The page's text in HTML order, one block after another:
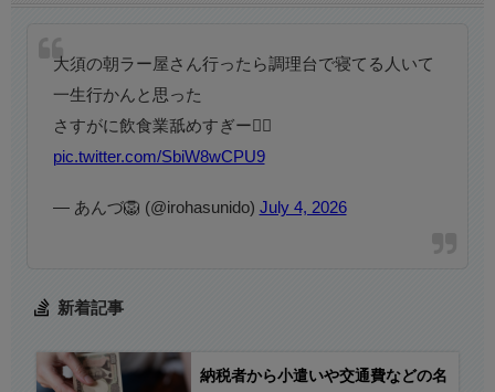
大須の朝ラー屋さん行ったら調理台で寝てる人いて
一生行かんと思った
さすがに飲食業舐めすぎー🙅‍♂️
pic.twitter.com/SbiW8wCPU9
— あんづ🦁 (@irohasunido) July 4, 2026
新着記事
納税者から小遣いや交通費などの名